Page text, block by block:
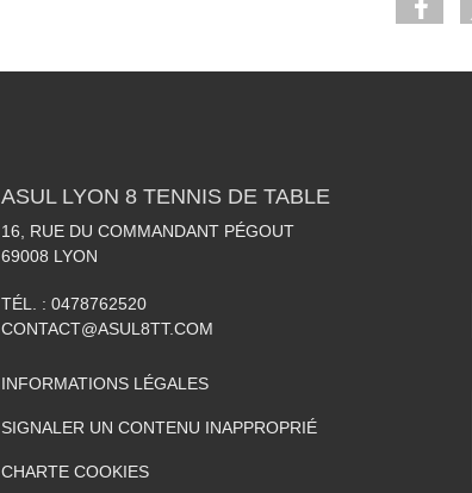
ASUL LYON 8 TENNIS DE TABLE
16, RUE DU COMMANDANT PÉGOUT
69008 LYON
TÉL. : 0478762520
CONTACT@ASUL8TT.COM
INFORMATIONS LÉGALES
SIGNALER UN CONTENU INAPPROPRIÉ
CHARTE COOKIES